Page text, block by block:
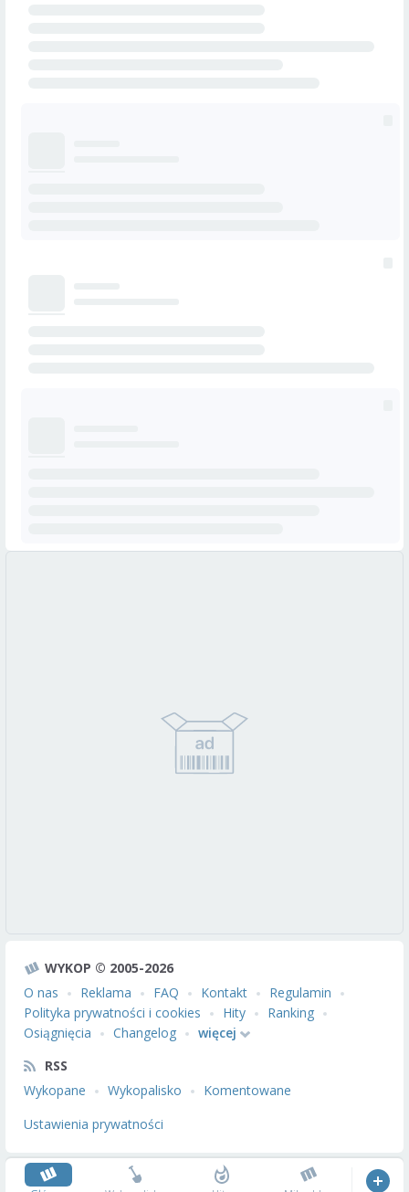
WYKOP © 2005-2026
O nas
Reklama FAQ Kontakt
Regulamin
Polityka prywatności i cookies
Hity
Ranking
Osiągnięcia
Changelog
więcej
RSS
Wykopane
Wykopalisko
Komentowane
Ustawienia prywatności